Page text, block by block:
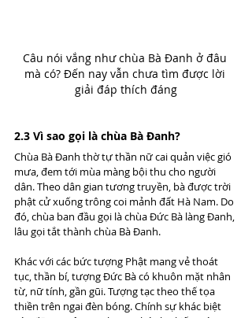
Câu nói vắng như chùa Bà Đanh ở đâu
mà có? Đến nay vẫn chưa tìm được lời
giải đáp thích đáng
2.3 Vì sao gọi là chùa Bà Đanh?
Chùa Bà Đanh thờ tự thần nữ cai quản việc gió
mưa, đem tới mùa màng bội thu cho người
dân. Theo dân gian tương truyền, bà được trời
phật cử xuống trông coi mảnh đất Hà Nam. Do
đó, chùa ban đầu gọi là chùa Đức Bà làng Đanh,
lâu gọi tắt thành chùa Bà Đanh.
Khác với các bức tượng Phật mang vẻ thoát
tục, thần bí, tượng Đức Bà có khuôn mặt nhân
từ, nữ tính, gần gũi. Tượng tạc theo thế tọa
thiền trên ngai đèn bóng. Chính sự khác biệt